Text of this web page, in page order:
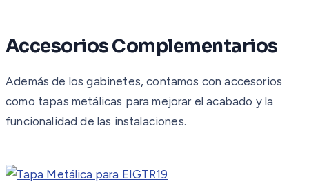
Accesorios Complementarios
Además de los gabinetes, contamos con accesorios
como tapas metálicas para mejorar el acabado y la
funcionalidad de las instalaciones.